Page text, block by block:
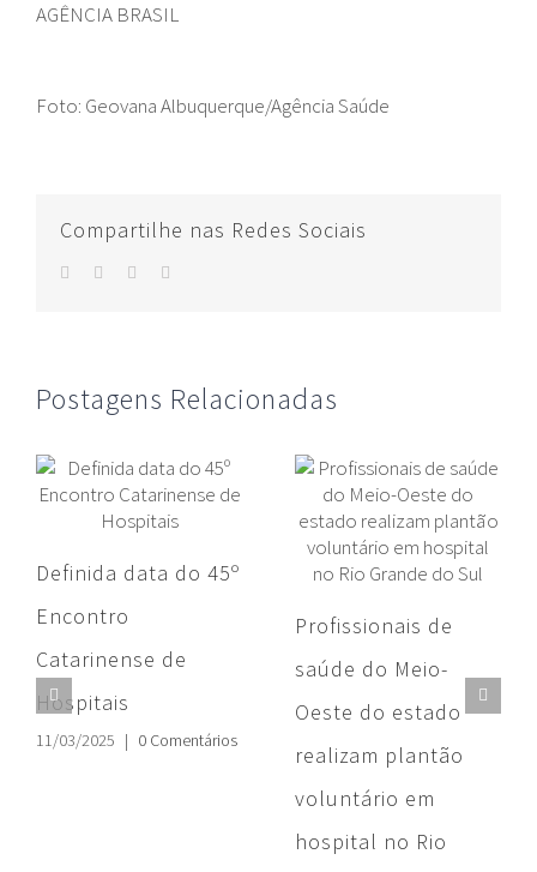
AGÊNCIA BRASIL
Foto: Geovana Albuquerque/Agência Saúde
Compartilhe nas Redes Sociais
facebook
twitter whatsapp
Postagens Relacionadas
Definida data do 45º
Encontro
Catarinense de
Hospitais
11/03/2025 | 0 Comentários
Profissionais de
saúde do Meio-
Oeste do estado
realizam plantão
voluntário em
hospital no Rio